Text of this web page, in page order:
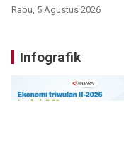
Rabu, 5 Agustus 2026
Infografik